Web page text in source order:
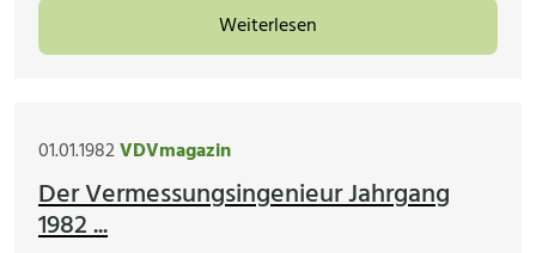
Weiterlesen
01.01.1982VDVmagazin
Der Vermessungsingenieur Jahrgang
1982 ...